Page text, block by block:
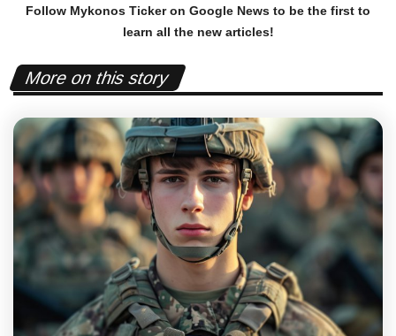
Follow Mykonos Ticker on Google News to be the first to
learn all the new articles!
More on this story